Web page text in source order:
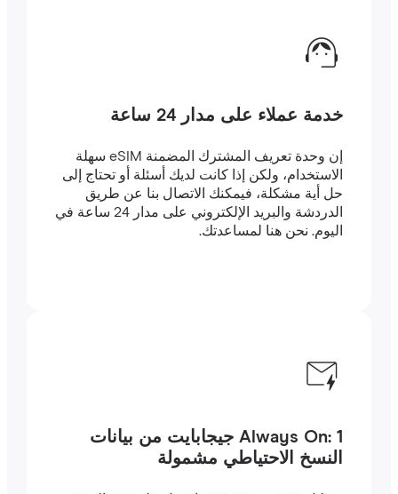
خدمة عملاء على مدار 24 ساعة
إن وحدة تعريف المشترك المضمنة eSIM سهلة
الاستخدام، ولكن إذا كانت لديك أسئلة أو تحتاج إلى
حل أية مشكلة، فيمكنك الاتصال بنا عن طريق
الدردشة والبريد الإلكتروني على مدار 24 ساعة في
اليوم. نحن هنا لمساعدتك.
Always On: 1 جيجابايت من بيانات
النسخ الاحتياطي مشمولة